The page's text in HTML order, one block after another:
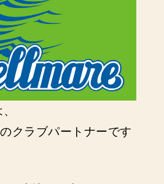
クラブパートナーです